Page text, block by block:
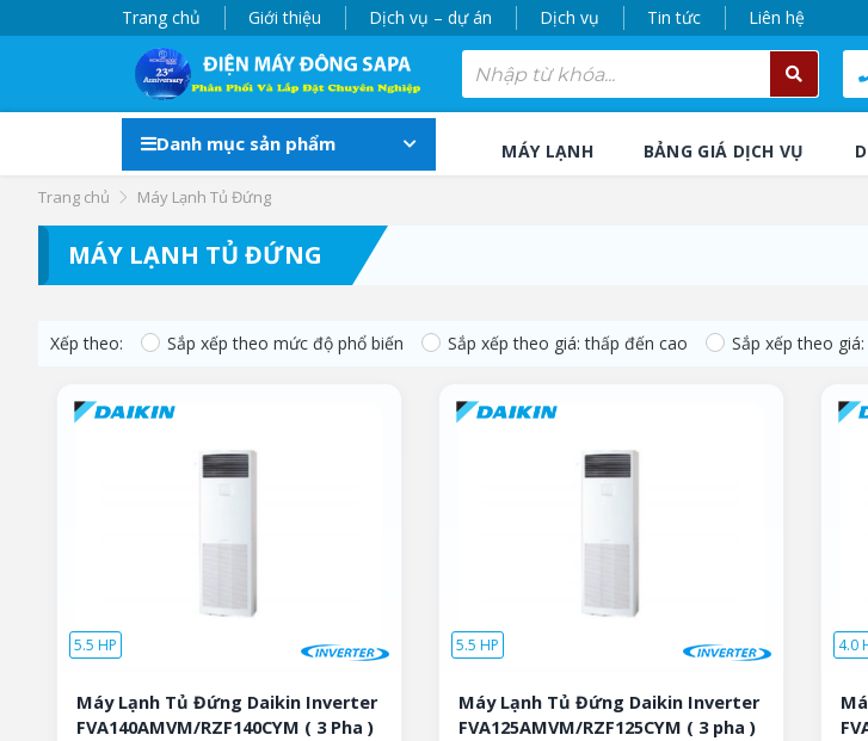
Trang chủ Giới thiệu Dịch vụ – dự án Dịch vụ Tin tức Liên hệ
Danh mục sản phẩm MÁY LẠNH BẢNG GIÁ DỊCH VỤ
Trang chủ Máy Lạnh Tủ Đứng
MÁY LẠNH TỦ ĐỨNG
Xếp theo: Sắp xếp theo mức độ phổ biến Sắp xếp theo giá: thấp đến cao Sắp xếp theo
5.5 HP
Máy Lạnh Tủ Đứng Daikin Inverter
FVA140AMVM/RZF140CYM ( 3 Pha )
5.5 HP
Máy Lạnh Tủ Đứng Daikin Inverter
FVA125AMVM/RZF125CYM ( 3 pha )
4.0